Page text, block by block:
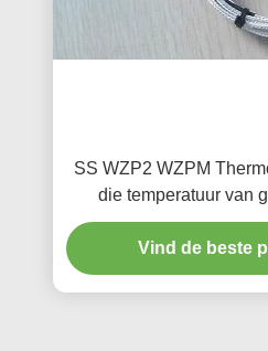
SS WZP2 WZPM
die temperatuur van
dragend stootkussen
PT1000
Vind de beste